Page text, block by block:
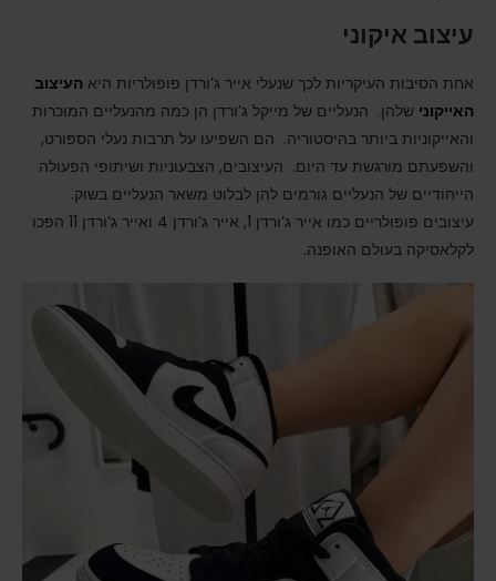
עיצוב איקוני
אחת הסיבות העיקריות לכך שנעלי אייר ג’ורדן פופולריות היא העיצוב
האייקוני שלהן. הנעליים של מייקל ג’ורדן הן כמה מהנעליים המוכרות
והאייקוניות ביותר בהיסטוריה. הם השפיעו על תרבות נעלי הספורט,
והשפעתם מורגשת עד היום. העיצובים, הצבעוניות ושיתופי הפעולה
הייחודיים של הנעליים גורמים להן לבלוט משאר הנעליים בשוק.
עיצובים פופולריים כמו אייר ג’ורדן 1, אייר ג’ורדן 4 ואייר ג’ורדן 11 הפכו
לקלאסיקה בעולם האופנה.